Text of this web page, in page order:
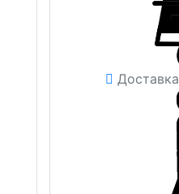
Доставка